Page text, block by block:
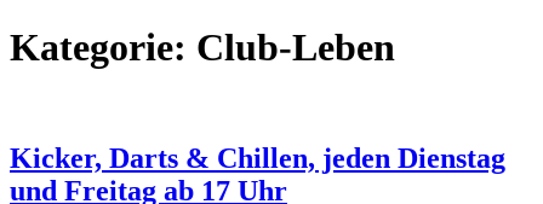
Kategorie: Club-Leben
Kicker, Darts & Chillen, jeden Dienstag
und Freitag ab 17 Uhr